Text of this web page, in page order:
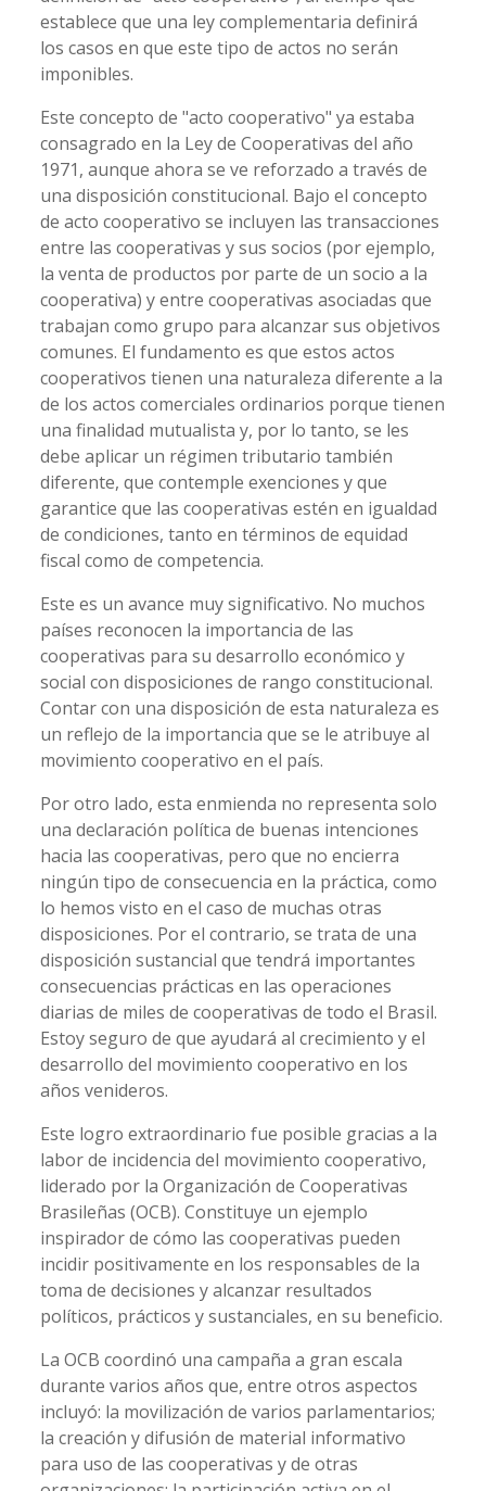
establece que una ley complementaria definirá
los casos en que este tipo de actos no serán
imponibles.
Este concepto de "acto cooperativo" ya estaba
consagrado en la Ley de Cooperativas del año
1971, aunque ahora se ve reforzado a través de
una disposición constitucional. Bajo el concepto
de acto cooperativo se incluyen las transacciones
entre las cooperativas y sus socios (por ejemplo,
la venta de productos por parte de un socio a la
cooperativa) y entre cooperativas asociadas que
trabajan como grupo para alcanzar sus objetivos
comunes. El fundamento es que estos actos
cooperativos tienen una naturaleza diferente a la
de los actos comerciales ordinarios porque tienen
una finalidad mutualista y, por lo tanto, se les
debe aplicar un régimen tributario también
diferente, que contemple exenciones y que
garantice que las cooperativas estén en igualdad
de condiciones, tanto en términos de equidad
fiscal como de competencia.
Este es un avance muy significativo. No muchos
países reconocen la importancia de las
cooperativas para su desarrollo económico y
social con disposiciones de rango constitucional.
Contar con una disposición de esta naturaleza es
un reflejo de la importancia que se le atribuye al
movimiento cooperativo en el país.
Por otro lado, esta enmienda no representa solo
una declaración política de buenas intenciones
hacia las cooperativas, pero que no encierra
ningún tipo de consecuencia en la práctica, como
lo hemos visto en el caso de muchas otras
disposiciones. Por el contrario, se trata de una
disposición sustancial que tendrá importantes
consecuencias prácticas en las operaciones
diarias de miles de cooperativas de todo el Brasil.
Estoy seguro de que ayudará al crecimiento y el
desarrollo del movimiento cooperativo en los
años venideros.
Este logro extraordinario fue posible gracias a la
labor de incidencia del movimiento cooperativo,
liderado por la Organización de Cooperativas
Brasileñas (OCB). Constituye un ejemplo
inspirador de cómo las cooperativas pueden
incidir positivamente en los responsables de la
toma de decisiones y alcanzar resultados
políticos, prácticos y sustanciales, en su beneficio.
La OCB coordinó una campaña a gran escala
durante varios años que, entre otros aspectos
incluyó: la movilización de varios parlamentarios;
la creación y difusión de material informativo
para uso de las cooperativas y de otras